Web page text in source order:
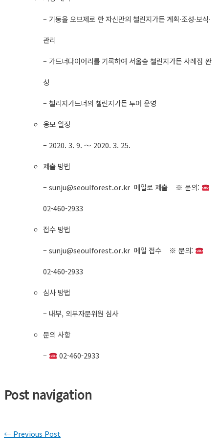
– 기둥을 오브제로 한 자신만의 챌린지가든 계획∙조성∙보식∙
관리
– 가드너다이어리를 기록하여 서울숲 챌린지가든 사례집 완
성
– 챌리지가드너의 챌린지가든 투어 운영
응모 일정
– 2020. 3. 9. ～ 2020. 3. 25.
제출 방법
–sunju@seoulforest.or.kr 메일로 제출​ ※ 문의:
02-460-2933
접수 방법
–sunju@seoulforest.or.kr 메일 접수​ ※ 문의:
02-460-2933
심사 방법
– 내부, 외부자문위원 심사
문의 사항
– 02-460-2933
Post navigation
← Previous Post